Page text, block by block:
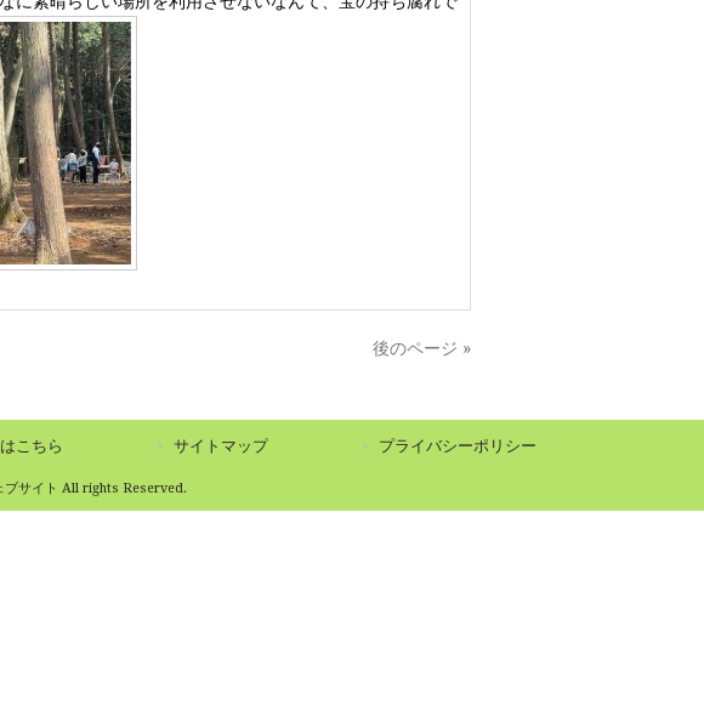
後のページ »
こちら サイトマップ プライバシーポリシー
ブサイト All rights Reserved.